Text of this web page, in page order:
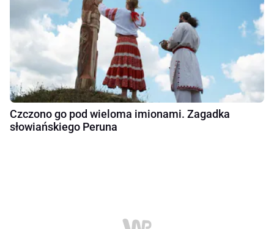
Czczono go pod wieloma imionami. Zagadka
słowiańskiego Peruna